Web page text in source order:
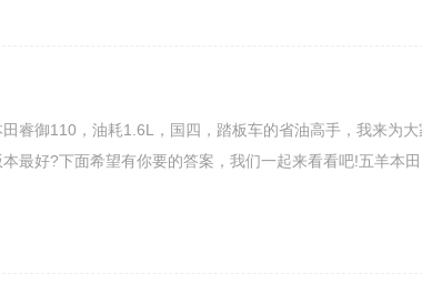
睿御110，油耗1.6L，国四，踏板车的省油高手，我来为大
最好?下面希望有你要的答案，我们一起来看看吧!五羊本田